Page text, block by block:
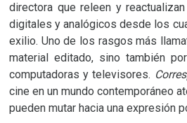
directora que releen y
digitales y analógicos desde los
exilio. Uno de los rasgos más
material editado, sino también
computadoras y televisores.
cine en un mundo contemporáneo
pueden mutar hacia una expresión